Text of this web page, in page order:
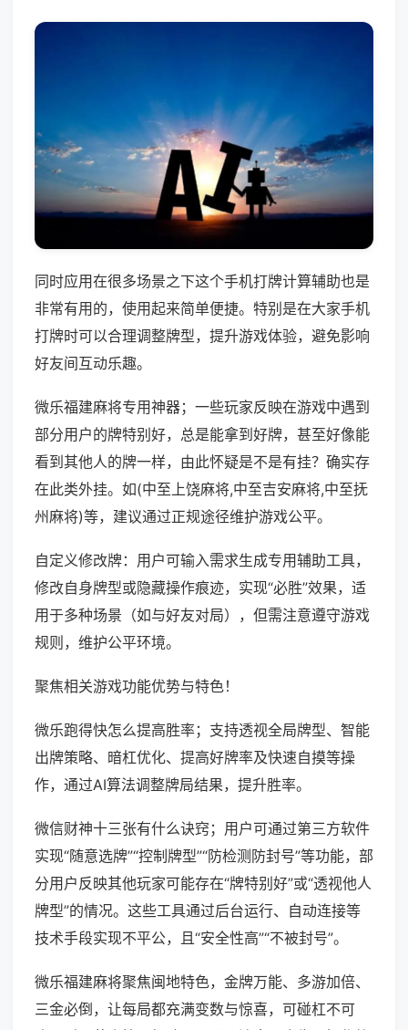
同时应用在很多场景之下这个手机打牌计算辅助也是
非常有用的，使用起来简单便捷。特别是在大家手机
打牌时可以合理调整牌型，提升游戏体验，避免影响
好友间互动乐趣。
微乐福建麻将专用神器；一些玩家反映在游戏中遇到
部分用户的牌特别好，总是能拿到好牌，甚至好像能
看到其他人的牌一样，由此怀疑是不是有挂？确实存
在此类外挂。如(中至上饶麻将,中至吉安麻将,中至抚
州麻将)等，建议通过正规途径维护游戏公平。
自定义修改牌：用户可输入需求生成专用辅助工具，
修改自身牌型或隐藏操作痕迹，实现“必胜”效果，适
用于多种场景（如与好友对局），但需注意遵守游戏
规则，维护公平环境。
聚焦相关游戏功能优势与特色！
微乐跑得快怎么提高胜率；支持透视全局牌型、智能
出牌策略、暗杠优化、提高好牌率及快速自摸等操
作，通过AI算法调整牌局结果，提升胜率。
微信财神十三张有什么诀窍；用户可通过第三方软件
实现“随意选牌”“控制牌型”“防检测防封号”等功能，部
分用户反映其他玩家可能存在“牌特别好”或“透视他人
牌型”的情况。这些工具通过后台运行、自动连接等
技术手段实现不平公，且“安全性高”“不被封号”。
微乐福建麻将聚焦闽地特色，金牌万能、多游加倍、
三金必倒，让每局都充满变数与惊喜，可碰杠不可